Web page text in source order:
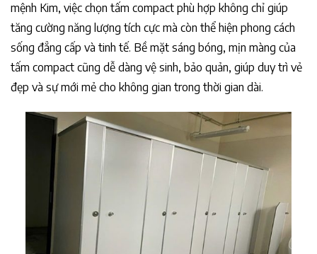
mệnh Kim, việc chọn tấm compact phù hợp không chỉ giúp
tăng cường năng lượng tích cực mà còn thể hiện phong cách
sống đẳng cấp và tinh tế. Bề mặt sáng bóng, mịn màng của
tấm compact cũng dễ dàng vệ sinh, bảo quản, giúp duy trì vẻ
đẹp và sự mới mẻ cho không gian trong thời gian dài.